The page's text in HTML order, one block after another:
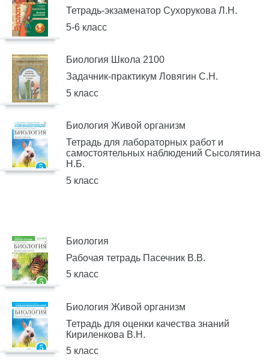
Тетрадь-экзаменатор Сухорукова Л.Н.
5-6 класс
Биология Школа 2100
Задачник-практикум Ловягин С.Н.
5 класс
Биология Живой организм
Тетрадь для лабораторных работ и
самостоятельных наблюдений Сысолятина
Н.Б.
5 класс
Биология
Рабочая тетрадь Пасечник В.В.
5 класс
Биология Живой организм
Тетрадь для оценки качества знаний
Кириленкова В.Н.
5 класс